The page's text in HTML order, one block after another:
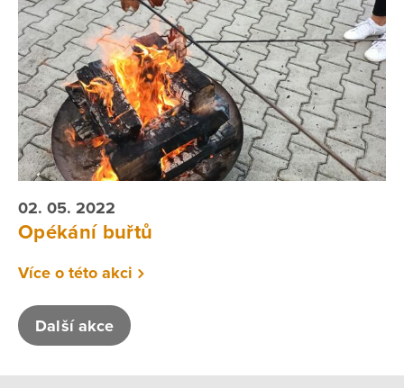
02. 05. 2022
Opékání buřtů
Více o této akci
Další akce